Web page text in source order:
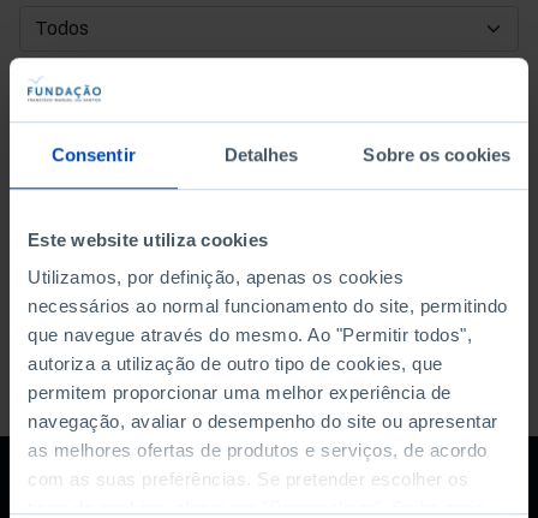
Consentir Detalhes Sobre os cookies
Este website utiliza cookies
Utilizamos, por definição, apenas os cookies
necessários ao normal funcionamento do site, permitindo
que navegue através do mesmo. Ao "Permitir todos",
autoriza a utilização de outro tipo de cookies, que
permitem proporcionar uma melhor experiência de
navegação, avaliar o desempenho do site ou apresentar
as melhores ofertas de produtos e serviços, de acordo
com as suas preferências. Se pretender escolher os
DATA DE INÍCIO
DATA DE FIM